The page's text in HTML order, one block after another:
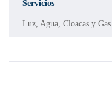
Servicios
Luz, Agua, Cloacas y Gas